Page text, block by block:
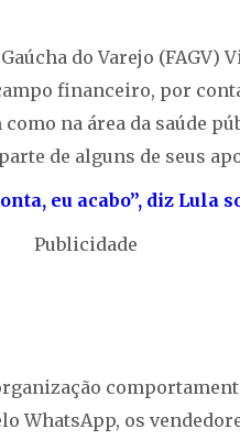
do Varejo
financeiro, por
na área da saúde
de alguns de seus
eu acabo”, diz Lula
Publicidade
WhatsApp, os